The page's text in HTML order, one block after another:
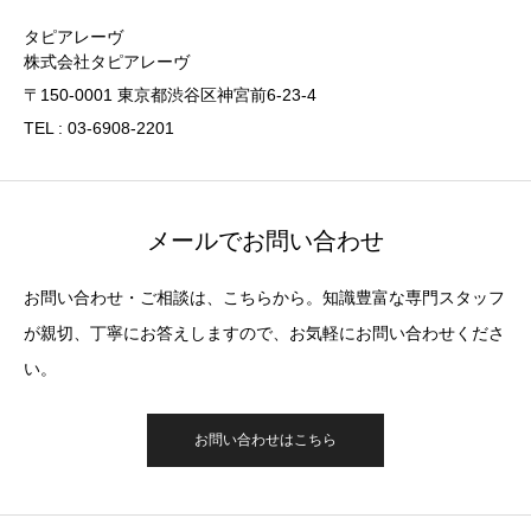
タピアレーヴ
株式会社タピアレーヴ
〒150-0001 東京都渋谷区神宮前6-23-4
TEL : 03-6908-2201
メールでお問い合わせ
お問い合わせ・ご相談は、こちらから。知識豊富な専門スタッフ
が親切、丁寧にお答えしますので、お気軽にお問い合わせくださ
い。
お問い合わせはこちら